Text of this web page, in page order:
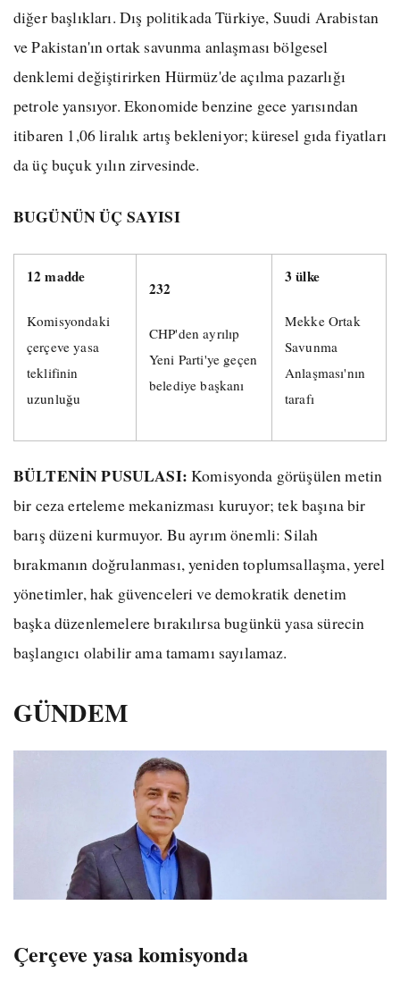
diğer başlıkları. Dış politikada Türkiye, Suudi Arabistan
ve Pakistan'ın ortak savunma anlaşması bölgesel
denklemi değiştirirken Hürmüz'de açılma pazarlığı
petrole yansıyor. Ekonomide benzine gece yarısından
itibaren 1,06 liralık artış bekleniyor; küresel gıda fiyatları
da üç buçuk yılın zirvesinde.
BUGÜNÜN ÜÇ SAYISI
12 madde
Komisyondaki
çerçeve yasa
teklifinin
uzunluğu
232
CHP'den ayrılıp
Yeni Parti'ye geçen
belediye başkanı
3 ülke
Mekke Ortak
Savunma
Anlaşması'nın
tarafı
BÜLTENİN PUSULASI: Komisyonda görüşülen metin
bir ceza erteleme mekanizması kuruyor; tek başına bir
barış düzeni kurmuyor. Bu ayrım önemli: Silah
bırakmanın doğrulanması, yeniden toplumsallaşma, yerel
yönetimler, hak güvenceleri ve demokratik denetim
başka düzenlemelere bırakılırsa bugünkü yasa sürecin
başlangıcı olabilir ama tamamı sayılamaz.
GÜNDEM
Çerçeve yasa komisyonda